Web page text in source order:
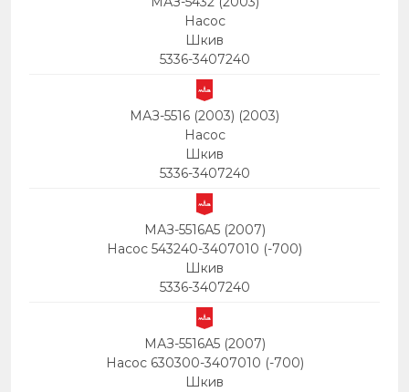
Насос
Шкив
5336-3407240
МАЗ-5516 (2003) (2003)
Насос
Шкив
5336-3407240
МАЗ-5516А5 (2007)
Насос 543240-3407010 (-700)
Шкив
5336-3407240
МАЗ-5516А5 (2007)
Насос 630300-3407010 (-700)
Шкив